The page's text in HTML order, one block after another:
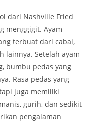
dari Nashville Fried
menggigit. Ayam
terbuat dari cabai,
lainnya. Setelah ayam
bumbu pedas yang
Rasa pedas yang
juga memiliki
gurih, dan sedikit
pengalaman